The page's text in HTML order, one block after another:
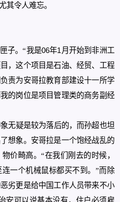
其令人难忘。
子。“我是06年1 月开始到非洲工
，这个项目是石油、经贸、工程
责为安哥拉教育部建设十一所学
的岗位是项目管理类的商务副经
无疑是较为落后的，而孙超也坦
想象。安哥拉是一个饱经战乱的
价畸高。“在我们刚去的时候，
一个机械鼠标都买不到。”而除
劣更是给中国工作人员带来不小
安可以说基本没有，住户必须雇